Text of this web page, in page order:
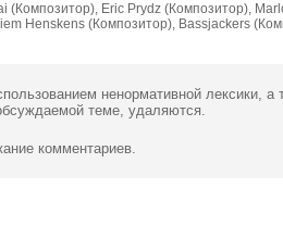
(Композитор), Eric Prydz (Композитор),
Henskens (Композитор), Bassjackers
ненормативной лексики,а
теме, удаляются.
комментариев.